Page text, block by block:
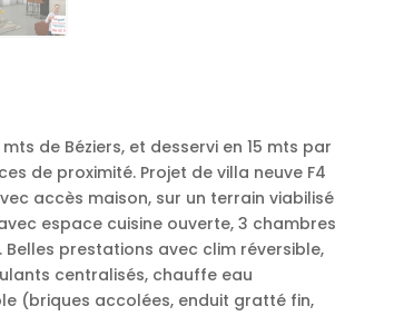
de Béziers, et desservi en 15 mts par
de proximité. Projet de villa neuve F4
accès maison, sur un terrain viabilisé
espace cuisine ouverte, 3 chambres
prestations avec clim réversible,
centralisés, chauffe eau
(briques accolées, enduit gratté fin,